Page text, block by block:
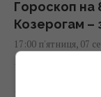
Гороскоп на
Козерогам –
17:00 п'ятниця, 07
Як